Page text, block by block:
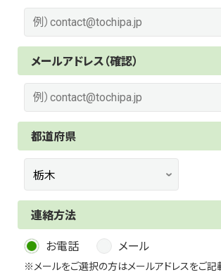
メールアドレス（確認）
都道府県
連絡方法
お電話 メール
※メールをご選択の方はメールアドレスをご記